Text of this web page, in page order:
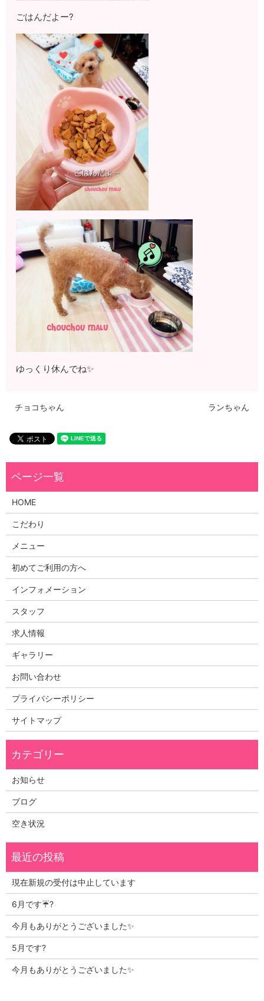
ごはんだよー?
ゆっくり休んでね✨
チョコちゃん ランちゃん
HOME
こだわり
メニュー
初めてご利用の方へ
インフォメーション
スタッフ
求人情報
ギャラリー
お問い合わせ
プライバシーポリシー
サイトマップ
お知らせ
ブログ
空き状況
現在新規の受付は中止しています
6月です☔?
今月もありがとうございました✨
5月です?
今月もありがとうございました✨